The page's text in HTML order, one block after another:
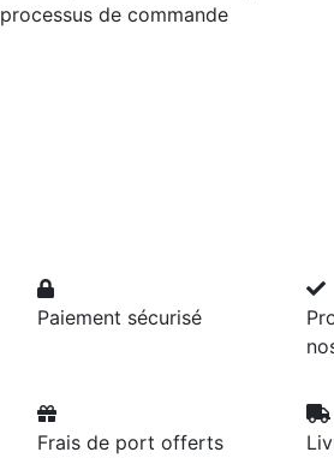
processus de commande
Paiement sécurisé
Frais de port offerts